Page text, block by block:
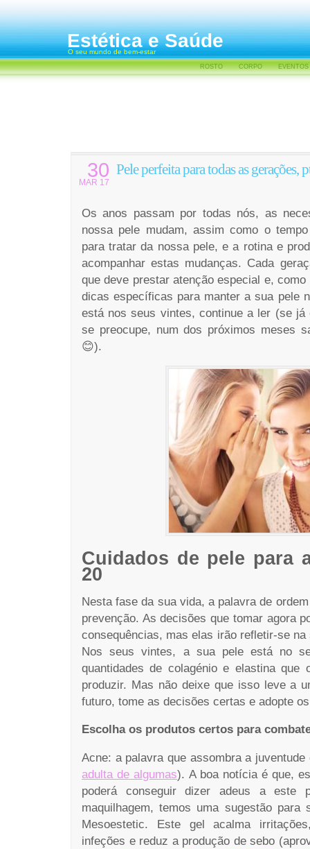
Estética e Saúde
O seu mundo de bem-estar
ROSTO CORPO EVENTOS
30
MAR 17
Pele perfeita para todas as gerações,
Os anos passam por todas nós, as
nossa pele mudam, assim como o
para tratar da nossa pele, e a rotina e
acompanhar estas mudanças. Cada
que deve prestar atenção especial e,
dicas específicas para manter a sua pele
está nos seus vintes, continue a ler (se
se preocupe, num dos próximos meses
😊).
Cuidados de pele para
20
Nesta fase da sua vida, a palavra de
prevenção. As decisões que tomar agora
consequências, mas elas irão refletir-se
Nos seus vintes, a sua pele está no
quantidades de colagénio e elastina
produzir. Mas não deixe que isso leve a
futuro, tome as decisões certas e adopte
Escolha os produtos certos para
Acne: a palavra que assombra a
adulta de algumas). A boa notícia é que,
poderá conseguir dizer adeus a este
maquilhagem, temos uma sugestão
Mesoestetic. Este gel acalma
infeções e reduz a produção de sebo